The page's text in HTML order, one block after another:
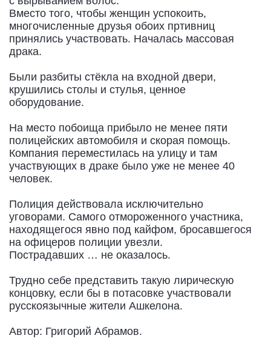
Вместо того, чтобы женщин успокоить,
многочисленные друзья обоих пртивниц
принялись участвовать. Началась массовая
драка.
Были разбиты стёкла на входной двери,
крушились столы и стулья, ценное
оборудование.
На место побоища прибыло не менее пяти
полицейских автомобиля и скорая помощь.
Компания переместилась на улицу и там
участвующих в драке было уже не менее 40
человек.
Полиция действовала исключительно
уговорами. Самого отмороженного участника,
находящегося явно под кайфом, бросавшегося
на офицеров полиции увезли.
Пострадавших … не оказалось.
Трудно себе представить такую лирическую
концовку, если бы в потасовке участвовали
русскоязычные жители Ашкелона.
Автор: Григорий Абрамов.